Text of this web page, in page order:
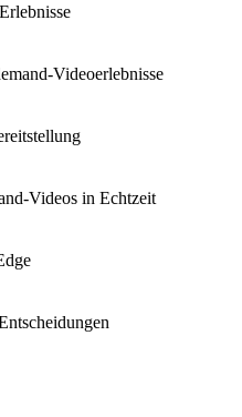
Videoerlebnisse
Videos in Echtzeit